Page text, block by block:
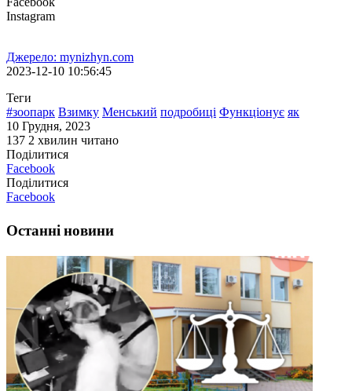
Instagram
Джерело: mynizhyn.com
2023-12-10 10:56:45
Теги
#зоопарк Взимку Менський подробиці Функціонує як
10 Грудня, 2023
137 2 хвилин читано
Поділитися
Facebook
Поділитися
Facebook
Останні новини